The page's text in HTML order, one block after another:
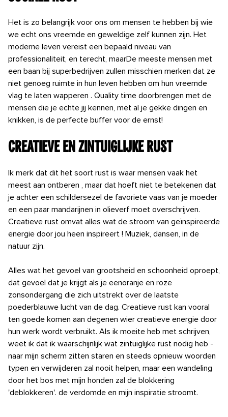
Het is zo belangrijk voor ons om mensen te hebben bij wie
we echt ons vreemde en geweldige zelf kunnen zijn. Het
moderne leven vereist een bepaald niveau van
professionaliteit, en terecht, maarDe meeste mensen met
een baan bij superbedrijven zullen misschien merken dat ze
niet genoeg ruimte in hun leven hebben om hun vreemde
vlag te laten wapperen . Quality time doorbrengen met de
mensen die je echte jij kennen, met al je gekke dingen en
knikken, is de perfecte buffer voor de ernst!
Creatieve en zintuiglijke rust
Ik merk dat dit het soort rust is waar mensen vaak het
meest aan ontberen , maar dat hoeft niet te betekenen dat
je achter een schildersezel de favoriete vaas van je moeder
en een paar mandarijnen in olieverf moet overschrijven.
Creatieve rust omvat alles wat de stroom van geïnspireerde
energie door jou heen inspireert ! Muziek, dansen, in de
natuur zijn.
Alles wat het gevoel van grootsheid en schoonheid oproept,
dat gevoel dat je krijgt als je eenoranje en roze
zonsondergang die zich uitstrekt over de laatste
poederblauwe lucht van de dag. Creatieve rust kan vooral
ten goede komen aan degenen wier creatieve energie door
hun werk wordt verbruikt. Als ik moeite heb met schrijven,
weet ik dat ik waarschijnlijk wat zintuiglijke rust nodig heb -
naar mijn scherm zitten staren en steeds opnieuw woorden
typen en verwijderen zal nooit helpen, maar een wandeling
door het bos met mijn honden zal de blokkering
'deblokkeren'. de verdomde en mijn inspiratie stroomt.